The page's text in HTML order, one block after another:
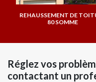
REHAUSSEMENT DE
80 SOMME
Réglez vos
contactant un